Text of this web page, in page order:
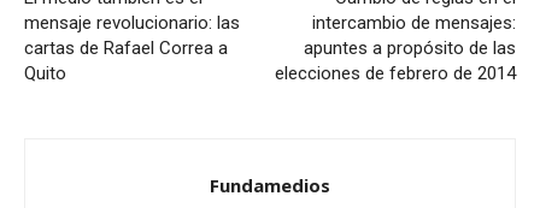
mensaje revolucionario: las
cartas de Rafael Correa a
Quito
intercambio de mensajes:
apuntes a propósito de las
elecciones de febrero de 2014
Fundamedios